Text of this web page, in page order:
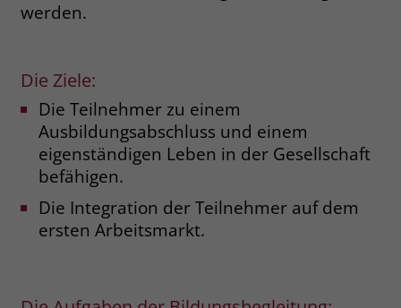
werden.
Die Ziele:
Die Teilnehmer zu einem
Ausbildungsabschluss und einem
eigenständigen Leben in der Gesellschaft
befähigen.
Die Integration der Teilnehmer auf dem
ersten Arbeitsmarkt.
Anbieter
allen Seitenanfragen bei.
Anbieter
Zweck
User über einen Klick auf eine Google
Werbeanzeige auf die Website gelangt.
Es enthält Informationen darüber,
welche Werbeanzeige geklickt wurde,
Bestellungen oder Kontaktanfragen der
Anzeige zugewiesen werden können.